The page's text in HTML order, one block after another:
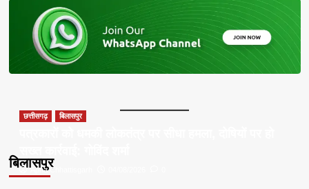
बिलासपुर
छत्तीसगढ़ बिलासपुर
Apna Chhattisgarh